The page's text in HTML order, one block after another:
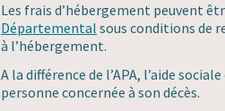
Les frais d’hébergement peuvent
Départemental sous conditions de
à l’hébergement.
A la différence de l’APA, l’aide
personne concernée à son décès.